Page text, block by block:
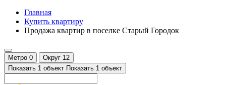
Главная
Купить квартиру
Продажа квартир в поселке Старый Городок
Метро 0 Округ 12
Показать 1 объект Показать 1 объект